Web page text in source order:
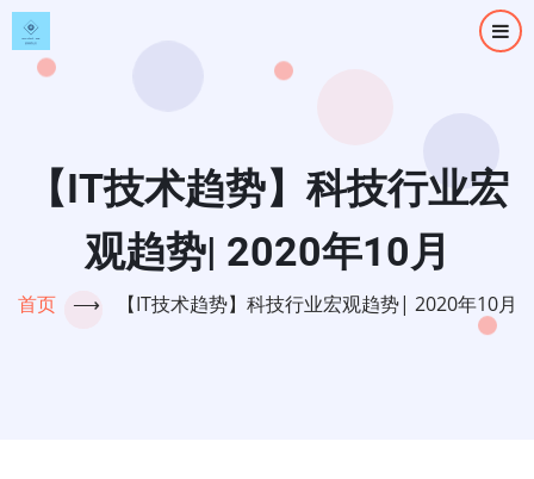
跳
转
【IT技术趋势】科技行业宏
观趋势| 2020年10月
首页 ⟶ 【IT技术趋势】科技行业宏观趋势| 2020年10月